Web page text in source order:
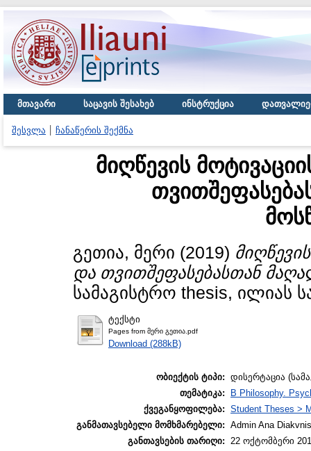
მთავარი საცავის შესახებ ინსტრუქცია
შესვლა ჩანაწერის შექმნა
მიღწევის
გეთია, მერი (2019)
და თვითშეფასებასთან
სამაგისტრო thesis, ილიას
ტექსტი
Pages from მერი გეთია.pdf
Download (288kB)
ობიექტის ტიპი: დისერტაცია
თემატიკა:
B Philosophy.
ქვეგანყოფილება: Student Theses >
განმათავსებელი მომხმარებელი: Admin Ana
განთავსების თარიღი: 22 ოქტომბერი